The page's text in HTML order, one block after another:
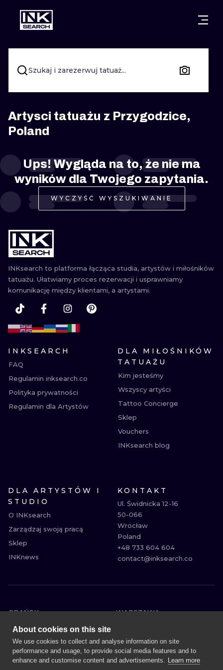
MIASTA GDAŃSK
WARSZAWA POZNAŃ
KRAKÓW KATOWICE
WROCŁAW ŁÓDŹ
AMSTERDAM EDYNBURG
PRAGA LONDYN
STYLE
KALIGRAFIA
NEW
TRIBAL
RYCINOWE
Szukaj i zarezerwuj tatuaż...
Artysci tatuażu z Przygodzice,
Poland
Ups! Wygląda na to, że nie ma
wyników dla Twojego zapytania.
WYCZYŚĆ WYSZUKIWANIE
INKsearch to platforma łącząca studia, artystów i miłośników
tatuażu. Ułatwiamy proces rezerwacji i usprawniamy
komunikację między klientami, a artystami.
INKSEARCH
FAQ
Regulamin inksearch.co
Polityka prywatności
Regulamin dla Artystów
DLA MIŁOŚNIKÓW
TATUAŻU
Kim jesteśmy
Wszyscy artyści
Tattoo Concierge
Sklep
Vouchers
INKsearch blog
DLA ARTYSTÓW I
STUDIO
O INKsearch
Zarządzaj swoją pracą
Sklep
INKnews
KONTAKT
Ul. Świdnicka 12-16
50-066
Wrocław
Poland
+48 733 604 604
contact@inksearch.co
GDAŃSK
WARSZAWA
POZNAŃ
KATOWICE
WROCŁAW
ŁÓDŹ
BERLIN
About cookies on this site
We use cookies to collect and analyse information on site
performance and usage, to provide social media features and to
enhance and customise content and advertisements. Learn more